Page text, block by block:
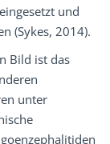
und
(Sykes, 2014).
Bild ist das
unter